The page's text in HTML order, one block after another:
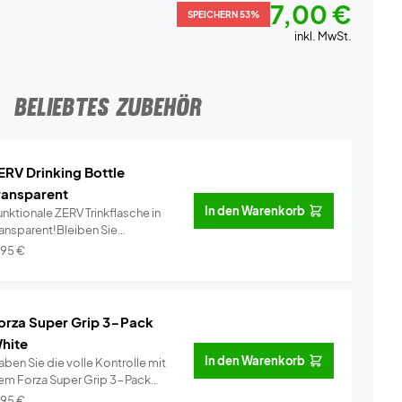
SPEICHERN 53% 7,00 €
inkl. MwSt.
BELIEBTES ZUBEHÖR
Drinking Bottle
ZERV Trinkflasche in
Sie
€
In den Warenkorb
Super Grip 3-Pack
Sie die volle Kontrolle mit
Forza Super Grip 3-Pack
In den Warenkorb